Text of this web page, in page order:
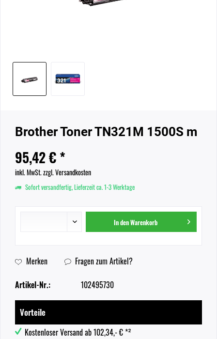
Brother Toner TN321M 1500S m
95,42 € *
inkl. MwSt.zzgl. Versandkosten
Sofort versandfertig, Lieferzeit ca. 1-3 Werktage
In denWarenkorb
Merken Fragen zum Artikel?
Artikel-Nr.: 102495730
Vorteile
Kostenloser Versand ab 102,34,- € *²